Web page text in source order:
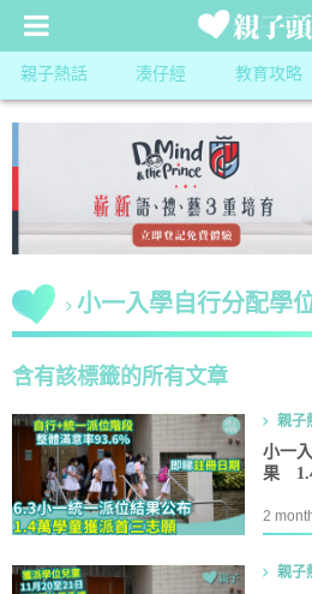
親子熱話 湊仔經 教育攻略
小一入學自行分配學
含有該標籤的所有文章
親子
小一
果
2
親子